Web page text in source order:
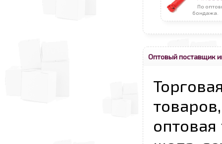
По
бондажа.
Оптовый поставщик